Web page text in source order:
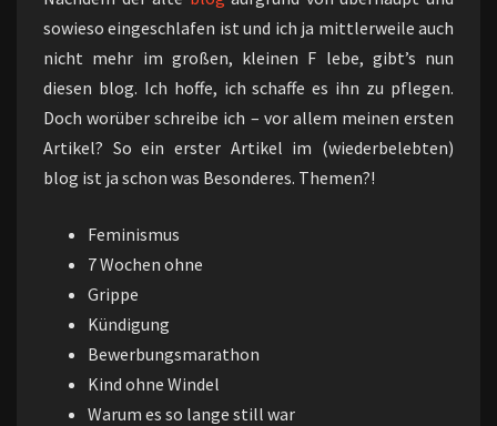
sowieso eingeschlafen ist und ich ja mittlerweile auch
nicht mehr im großen, kleinen F lebe, gibt’s nun
diesen blog. Ich hoffe, ich schaffe es ihn zu pflegen.
Doch worüber schreibe ich – vor allem meinen ersten
Artikel? So ein erster Artikel im (wiederbelebten)
blog ist ja schon was Besonderes. Themen?!
Feminismus
7 Wochen ohne
Grippe
Kündigung
Bewerbungsmarathon
Kind ohne Windel
Warum es so lange still war